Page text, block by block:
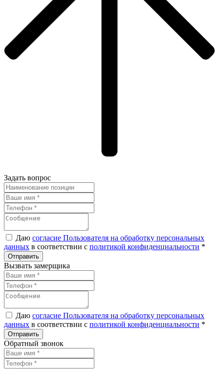
Задать вопрос
Даю согласие Пользователя на обработку персональных
данных в соответствии с политикой конфиденциальности *
Вызвать замерщика
Даю согласие Пользователя на обработку персональных
данных в соответствии с политикой конфиденциальности *
Обратный звонок